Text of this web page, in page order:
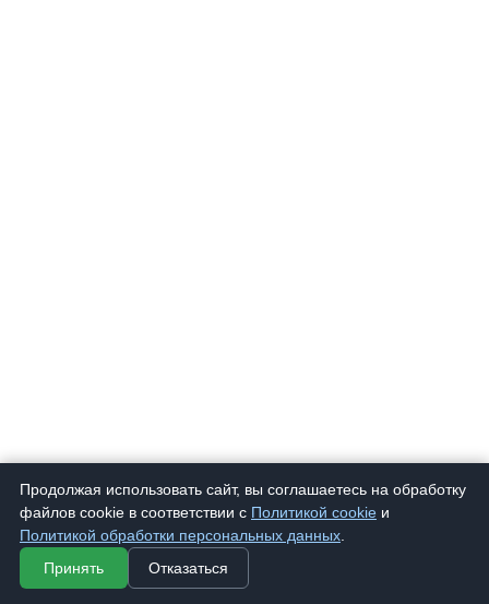
Очки корригирующие "EAE" 1044 Стекло
Продолжая использовать сайт, вы соглашаетесь на обработку
файлов cookie в соответствии с Политикой cookie и
Политикой обработки персональных данных
Принять
Отказаться